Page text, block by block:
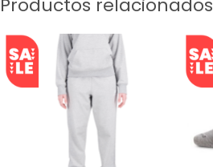
Productos relacionados